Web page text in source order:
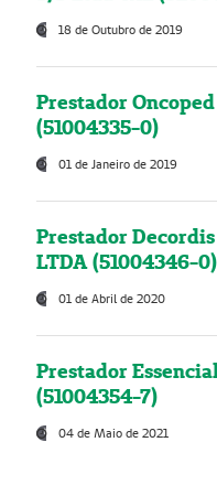
18 de Outubro de 2019
Prestador
(51004335-0)
01 de Janeiro de 2019
Prestador
LTDA (51004346-0)
01 de Abril de 2020
Prestador
(51004354-7)
04 de Maio de 2021